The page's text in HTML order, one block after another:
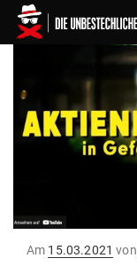
Am Gepostet
15.03.2021 von